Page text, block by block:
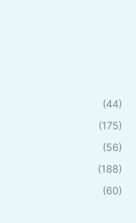
(44)
(175)
(56)
(188)
(60)